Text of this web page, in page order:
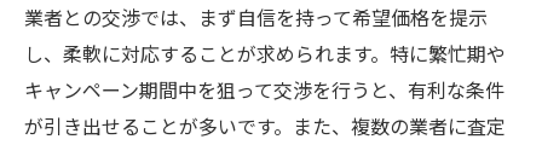
業者との交渉では、まず自信を持って希望価格を提示
し、柔軟に対応することが求められます。特に繁忙期や
キャンペーン期間中を狙って交渉を行うと、有利な条件
が引き出せることが多いです。また、複数の業者に査定